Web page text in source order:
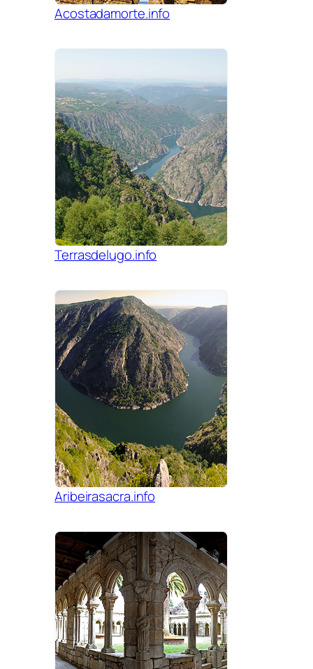
Acostadamorte.info
Terrasdelugo.info
Aribeirasacra.info